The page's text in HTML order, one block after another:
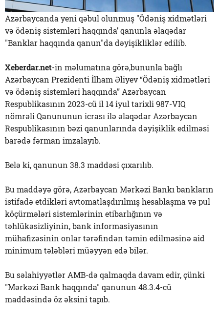
Azərbaycanda yeni qəbul olunmuş "Ödəniş xidmətləri
və ödəniş sistemləri haqqında’ qanunla əlaqədar
"Banklar haqqında qanun"da dəyişikliklər edilib.
Xeberdar.net-in məlumatına görə,bununla bağlı
Azərbaycan Prezidenti İlham Əliyev “Ödəniş xidmətləri
və ödəniş sistemləri haqqında” Azərbaycan
Respublikasının 2023-cü il 14 iyul tarixli 987-VIQ
nömrəli Qanununun icrası ilə əlaqədar Azərbaycan
Respublikasının bəzi qanunlarında dəyişiklik edilməsi
barədə fərman imzalayıb.
Belə ki, qanunun 38.3 maddəsi çıxarılıb.
Bu maddəyə görə, Azərbaycan Mərkəzi Bankı bankların
istifadə etdikləri avtomatlaşdırılmış hesablaşma və pul
köçürmələri sistemlərinin etibarlığının və
təhlükəsizliyinin, bank informasiyasının
mühafizəsinin onlar tərəfindən təmin edilməsinə aid
minimum tələbləri müəyyən edə bilər.
Bu səlahiyyətlər AMB-də qalmaqda davam edir, çünki
"Mərkəzi Bank haqqında" qanunun 48.3.4-cü
maddəsində öz əksini tapıb.